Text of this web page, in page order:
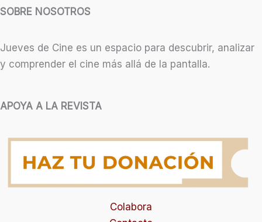
SOBRE NOSOTROS
Jueves de Cine es un espacio para descubrir, analizar
y comprender el cine más allá de la pantalla.
APOYA A LA REVISTA
Colabora